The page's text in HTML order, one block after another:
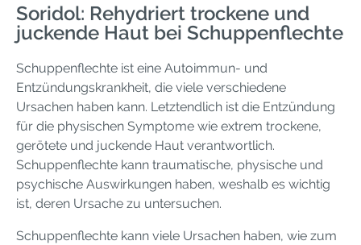
Soridol: Rehydriert trockene und
juckende Haut bei Schuppenflechte
Schuppenflechte ist eine Autoimmun- und
Entzündungskrankheit, die viele verschiedene
Ursachen haben kann. Letztendlich ist die Entzündung
für die physischen Symptome wie extrem trockene,
gerötete und juckende Haut verantwortlich.
Schuppenflechte kann traumatische, physische und
psychische Auswirkungen haben, weshalb es wichtig
ist, deren Ursache zu untersuchen.
Schuppenflechte kann viele Ursachen haben, wie zum